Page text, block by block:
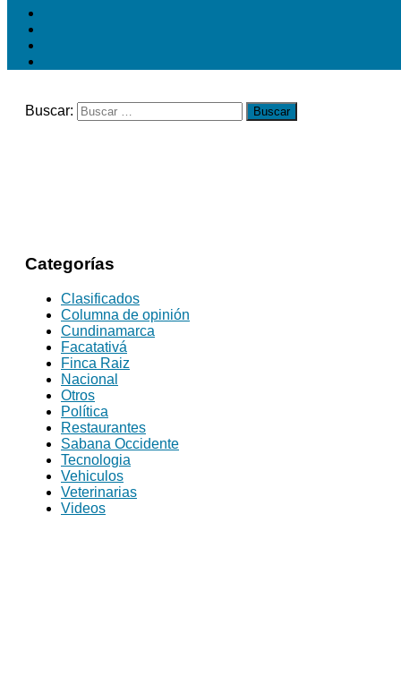
Buscar:
Categorías
Clasificados
Columna de opinión
Cundinamarca
Facatativá
Finca Raiz
Nacional
Otros
Política
Restaurantes
Sabana Occidente
Tecnologia
Vehiculos
Veterinarias
Videos